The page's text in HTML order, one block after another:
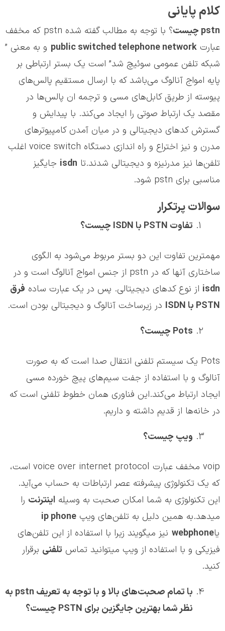
کلام پایانی
pstn چیست
؟ با توجه به مطالب گفته شده pstn که مخفف
عبارت public switched telephone network و به معنی ”
شبکه تلفن عمومی سوئیچ شد” است یک بستر ارتباطی بر
پایه امواج آنالوگ می‌باشد که با ارسال مستقیم پالس‌های
پیوسته از طریق کابل‌های مسی و ترجمه ان پالس‌ها در
مقصد یک ارتباط صوتی را ایجاد می‌کند. با پیدایش و
گسترش کدهای دیجیتالی و در میان آمدن کامپیوترهای
مدرن و نیز اختراع و راه اندازی دستگاه voice switch اغلب
تلفن‌ها نیز مدرنیزه و دیجیتالی شدند.تا isdn جایگیز
مناسبی برای pstn شود.
سوالات پرتکرار
تفاوت PSTN باISDN چیست؟
مهمترین تفاوت این دو بستر مربوط می‌شود به الگوی
ساختاری آنها که در pstn از جنس امواج آنالوگ است و در
isdn از نوع کدهای دیجیتالی. پس در یک عبارت ساده فرق
PSTN باISDN در زیرساخت آنالوگ و دیجیتالی بودن است.
Pots چیست؟
Pots یک سیستم تلفنی انتقال صدا است که به صورت
آنالوگ و با استفاده از جفت سیم‌های پیچ خورده مسی
ایجاد ارتباط می‌کند.این فناوری همان خطوط تلفنی است که
در خانه‌ها از قدیم داشته و داریم.
ویپ چیست؟
voip مخفف عبارت voice over internet protocol است،
که یک تکنولوژی پیشرفته عصر ارتباطات به حساب می‌آید.
این تکنولوژی به شما امکان صحبت به وسیله اینترنت را
می‎دهد.به همین دلیل به تلفن‌های ویپ
ip phone
یاwebphone
نیز می‎گویند زیرا با استفاده از این تلفن‌های
فیزیکی و با استفاده از ویپ می‎توانید تماس
تلفنی برقرار
کنید.
با تمام صحبت‌های بالا و با توجه به تعریف pstn به
نظر شما بهترین جایگزین برای PSTN چیست؟